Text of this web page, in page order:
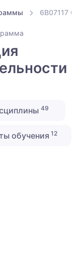
6B07117
49
обучения 12